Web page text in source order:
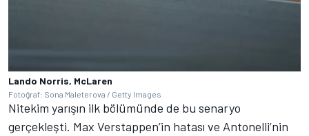
Lando Norris, McLaren
Fotoğraf: Sona Maleterova / Getty Images
Nitekim yarışın ilk bölümünde de bu senaryo
gerçekleşti. Max Verstappen’in hatası ve Antonelli’nin